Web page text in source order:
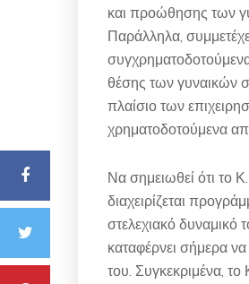
και προώθησης των
Παράλληλα,
θέσης των γυναικών
πλαίσιο των
χρηματοδοτούμενα
Να σημειωθεί ότι το
διαχειρίζεται
στελεχιακό δυναμικό
καταφέρνει σήμερα
του. Συγκεκριμένα,